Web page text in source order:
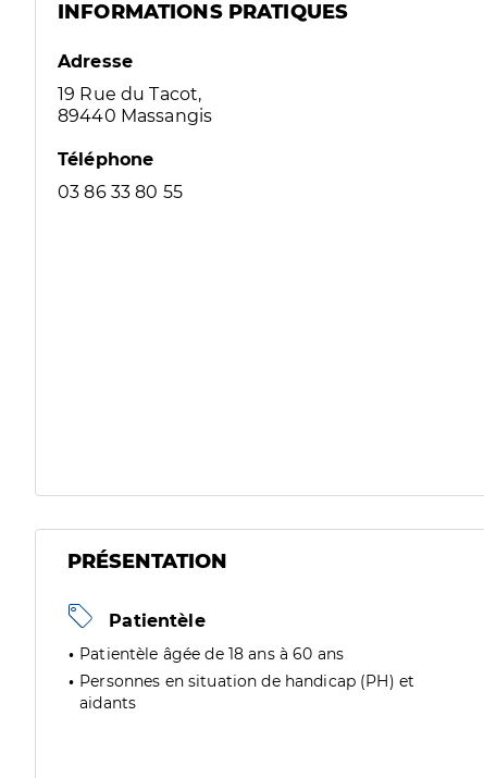
INFORMATIONS PRATIQUES
Adresse
19 Rue du Tacot,
89440 Massangis
Téléphone
03 86 33 80 55
PRÉSENTATION
Patientèle
Patientèle âgée de 18 ans à 60 ans
Personnes en situation de handicap (PH) et
aidants